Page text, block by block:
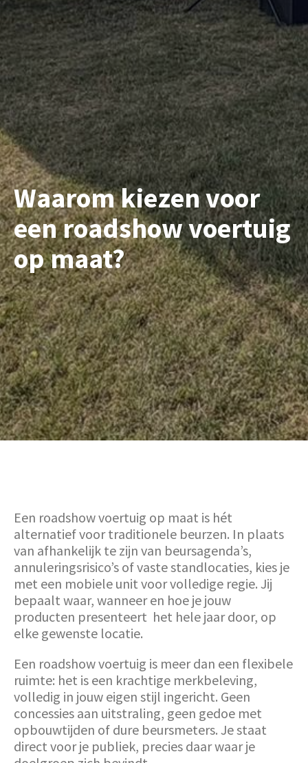
Waarom kiezen voor
een roadshow voertuig
op maat?
Een roadshow voertuig op maat is hét
alternatief voor traditionele beurzen. In plaats
van afhankelijk te zijn van beursagenda’s,
annuleringsrisico’s of vaste standlocaties, kies je
met een mobiele unit voor volledige regie. Jij
bepaalt waar, wanneer en hoe je jouw
producten presenteert het hele jaar door, op
elke gewenste locatie.
Een roadshow voertuig is meer dan een flexibele
ruimte: het is een krachtige merkbeleving,
volledig in jouw eigen stijl ingericht. Geen
concessies aan uitstraling, geen gedoe met
opbouwtijden of dure beursmeters. Je staat
direct voor je publiek, precies daar waar je